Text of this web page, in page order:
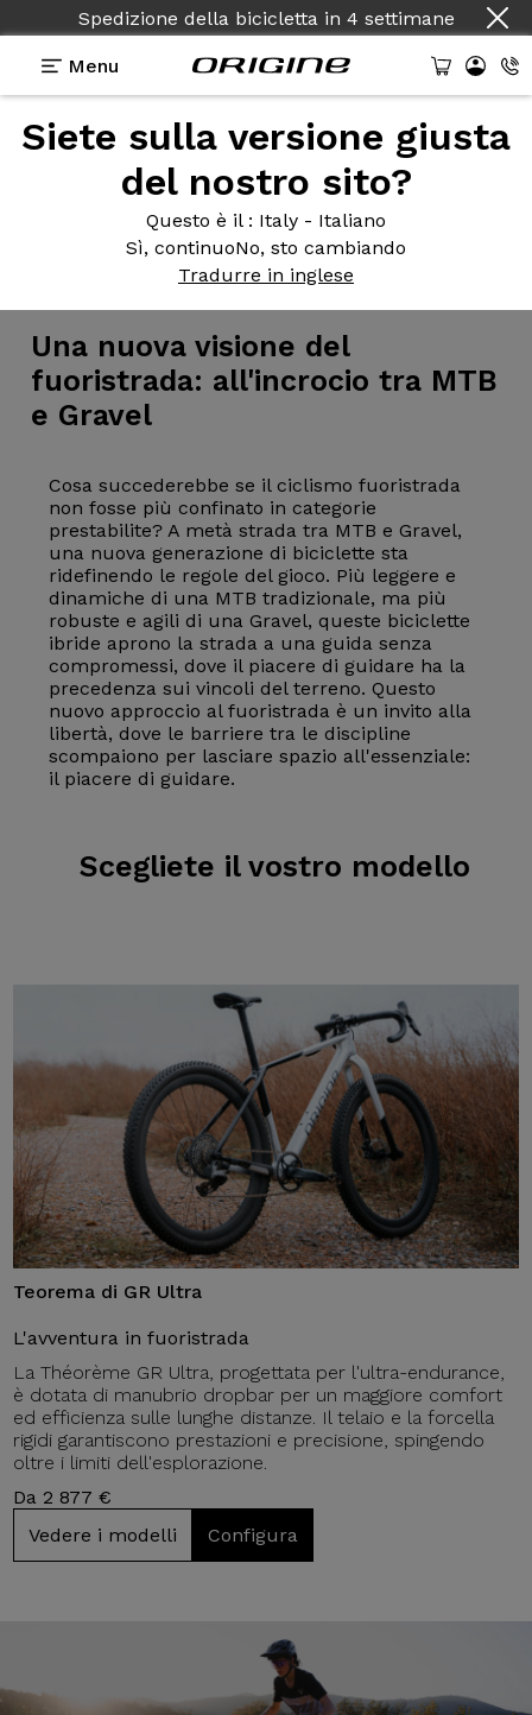
Spedizione della bicicletta in 4 settimane
Menu
Siete sulla versione giusta
del nostro sito?
Questo è il : Italy - Italiano
Sì, continuoNo, sto cambiando
Tradurre in inglese
> MTB>Ghiaia
Una nuova visione del
fuoristrada: all'incrocio tra MTB
e Gravel
Cosa succederebbe se il ciclismo fuoristrada
non fosse più confinato in categorie
prestabilite? A metà strada tra MTB e Gravel,
una nuova generazione di biciclette sta
ridefinendo le regole del gioco. Più leggere e
dinamiche di una MTB tradizionale, ma più
robuste e agili di una Gravel, queste biciclette
ibride aprono la strada a una guida senza
compromessi, dove il piacere di guidare ha la
precedenza sui vincoli del terreno. Questo
nuovo approccio al fuoristrada è un invito alla
libertà, dove le barriere tra le discipline
scompaiono per lasciare spazio all'essenziale:
il piacere di guidare.
Scegliete ilvostro modello
Teorema di GR Ultra
L'avventura in fuoristrada
La Théorème GR Ultra, progettata per l'ultra-endurance,
è dotata di manubrio dropbar per un maggiore comfort
ed efficienza sulle lunghe distanze. Il telaio e la forcella
rigidi garantiscono prestazioni e precisione, spingendo
oltre i limiti dell'esplorazione.
Da 2 877 €
Vedere i modelli
Configura